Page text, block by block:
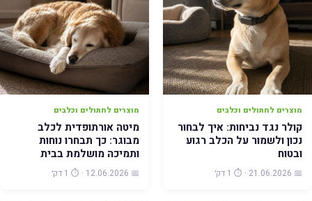
מוצרים לחתולים וכלבים
קולר נגד נביחות: איך לבחור
נכון ולשמור על הכלב רגוע
ובטוח
📅 21.06.2026 · ⏱️ 1 דק׳
מוצרים לחתולים וכלבים
מיטה אורתופדית לכלב
מבוגר: כך תבחרו נוחות
ותמיכה מושלמת בבית
📅 12.06.2026 · ⏱️ 1 דק׳